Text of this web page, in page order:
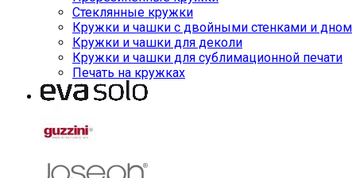
Стеклянные кружки
Кружки и чашки с двойными стенками и дном
Кружки и чашки для деколи
Кружки и чашки для сублимационной печати
Печать на кружках